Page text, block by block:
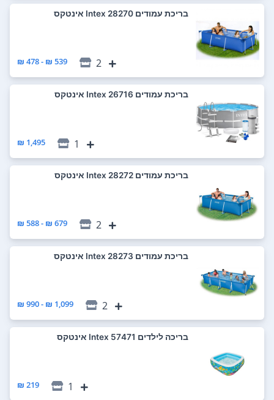
‏בריכת עמודים 28270 Intex אינטקס
2
539 ₪ - 478 ₪
‏בריכת עמודים 26716 Intex אינטקס
1
1,495 ₪
‏בריכת עמודים 28272 Intex אינטקס
2
679 ₪ - 588 ₪
‏בריכת עמודים 28273 Intex אינטקס
2
1,099 ₪ - 990 ₪
‏בריכה לילדים 57471 Intex אינטקס
1
219 ₪